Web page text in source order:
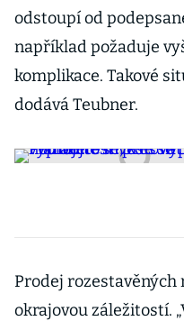
odstoupí od
například požaduje
komplikace. Takové
dodává Teubner.
Prodej
okrajovou záležitostí.